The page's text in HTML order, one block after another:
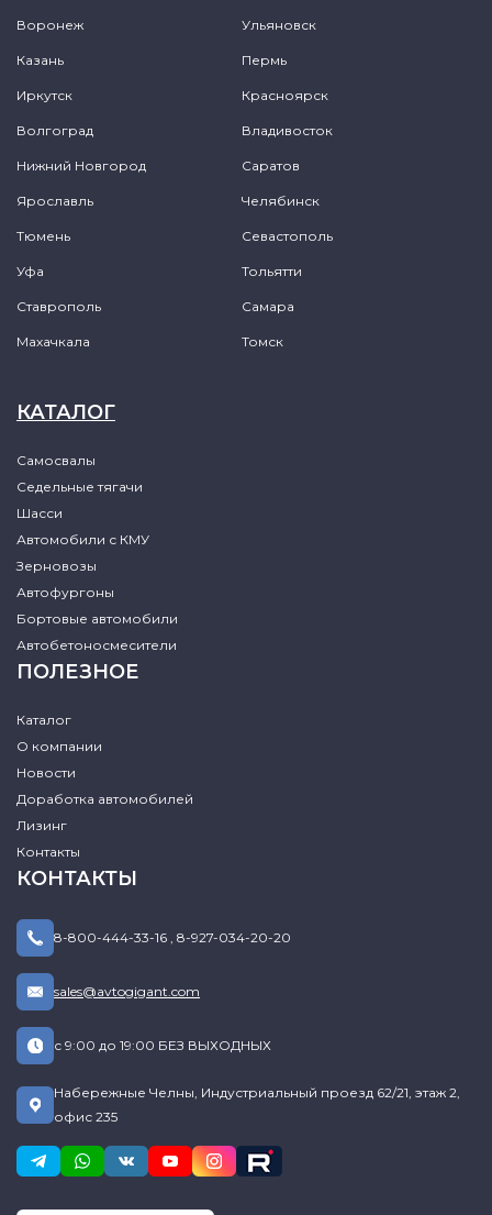
Воронеж Ульяновск
Казань Пермь
Иркутск Красноярск
Волгоград Владивосток
Нижний Новгород Саратов
Ярославль Челябинск
Тюмень Севастополь
Уфа Тольятти
Ставрополь Самара
Махачкала Томск
КАТАЛОГ
Самосвалы
Седельные тягачи
Шасси
Автомобили с КМУ
Зерновозы
Автофургоны
Бортовые автомобили
Автобетоносмесители
ПОЛЕЗНОЕ
Каталог
О компании
Новости
Доработка автомобилей
Лизинг
Контакты
КОНТАКТЫ
8-800-444-33-16 , 8-927-034-20-20
sales@avtogigant.com
с 9:00 до 19:00 БЕЗ ВЫХОДНЫХ
Набережные Челны, Индустриальный проезд 62/21, этаж 2,
офис 235